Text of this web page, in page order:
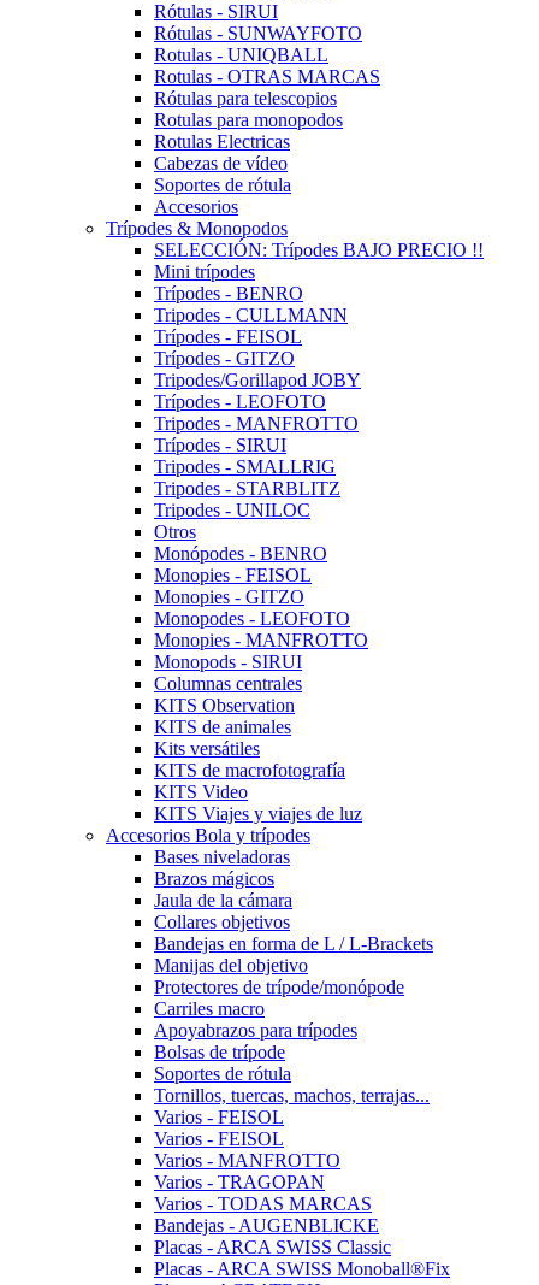
Rótulas - SIRUI
Rótulas - SUNWAYFOTO
Rotulas - UNIQBALL
Rotulas - OTRAS MARCAS
Rótulas para telescopios
Rotulas para monopodos
Rotulas Electricas
Cabezas de vídeo
Soportes de rótula
Accesorios
Trípodes & Monopodos
SELECCIÓN: Trípodes BAJO PRECIO !!
Mini trípodes
Trípodes - BENRO
Tripodes - CULLMANN
Trípodes - FEISOL
Trípodes - GITZO
Tripodes/Gorillapod JOBY
Trípodes - LEOFOTO
Tripodes - MANFROTTO
Trípodes - SIRUI
Tripodes - SMALLRIG
Tripodes - STARBLITZ
Tripodes - UNILOC
Otros
Monópodes - BENRO
Monopies - FEISOL
Monopies - GITZO
Monopodes - LEOFOTO
Monopies - MANFROTTO
Monopods - SIRUI
Columnas centrales
KITS Observation
KITS de animales
Kits versátiles
KITS de macrofotografía
KITS Video
KITS Viajes y viajes de luz
Accesorios Bola y trípodes
Bases niveladoras
Brazos mágicos
Jaula de la cámara
Collares objetivos
Bandejas en forma de L / L-Brackets
Manijas del objetivo
Protectores de trípode/monópode
Carriles macro
Apoyabrazos para trípodes
Bolsas de trípode
Soportes de rótula
Tornillos, tuercas, machos, terrajas...
Varios - FEISOL
Varios - FEISOL
Varios - MANFROTTO
Varios - TRAGOPAN
Varios - TODAS MARCAS
Bandejas - AUGENBLICKE
Placas - ARCA SWISS Classic
Placas - ARCA SWISS Monoball®Fix